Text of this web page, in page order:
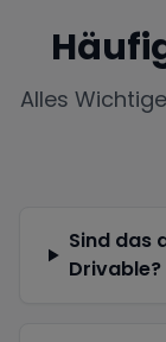
Alles
Sind das
Drivable?